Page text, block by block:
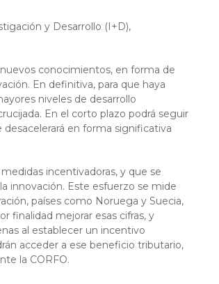
y Desarrollo (I+D),
conocimientos, en forma de
En definitiva, para que haya
niveles de desarrollo
En el corto plazo podrá seguir
en forma significativa
incentivadoras, y que se
innovación. Este esfuerzo se mide
países como Noruega y Suecia,
finalidad mejorar esas cifras, y
al establecer un incentivo
acceder a ese beneficio tributario,
la CORFO.